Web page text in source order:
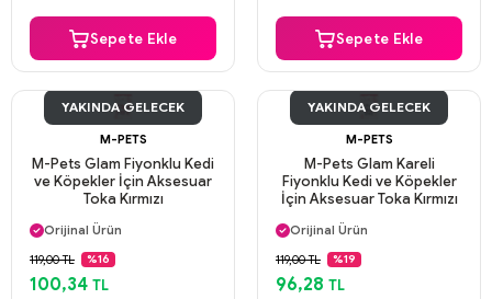
Sepete Ekle Sepete Ekle
YAKINDA GELECEK
M-PETS
M-Pets Glam Fiyonklu Kedi
ve Köpekler İçin Aksesuar
Toka Kırmızı
Aynı Gün Kargo
Orijinal Ürün
Güvenli Ödeme
Aynı Gün Kargo
119,00 TL %16
100,34 TL
YAKINDA GELECEK
M-PETS
M-Pets Glam Kareli
Fiyonklu Kedi ve Köpekler
İçin Aksesuar Toka Kırmızı
Aynı Gün Kargo
Orijinal Ürün
Güvenli Ödeme
Aynı Gün Kargo
119,00 TL %19
96,28 TL